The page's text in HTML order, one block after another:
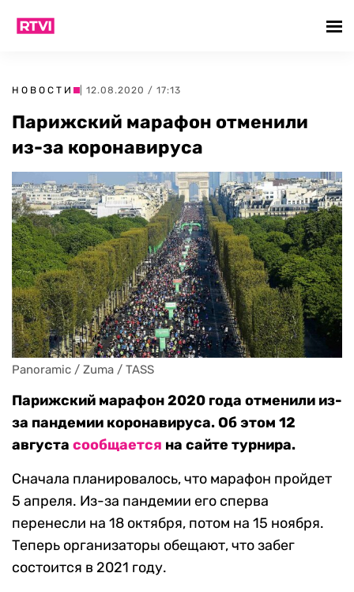
НОВОСТИ | 12.08.2020 / 17:13
Парижский марафон отменили
из-за коронавируса
Panoramic / Zuma / TASS
Парижский марафон 2020 года отменили из-
за пандемии коронавируса. Об этом 12
августа сообщается на сайте турнира.
Сначала планировалось, что марафон пройдет
5 апреля. Из-за пандемии его сперва
перенесли на 18 октября, потом на 15 ноября.
Теперь организаторы обещают, что забег
состоится в 2021 году.